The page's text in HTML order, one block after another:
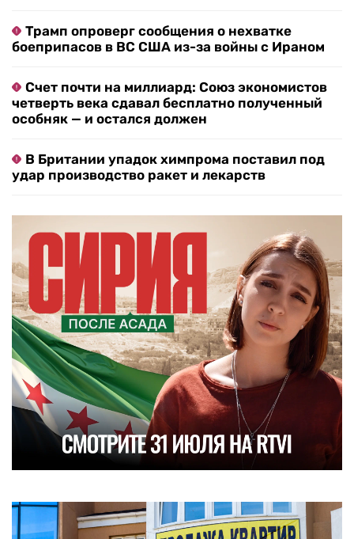
Трамп опроверг сообщения о нехватке
боеприпасов в ВС США из-за войны с Ираном
Счет почти на миллиард: Союз экономистов
четверть века сдавал бесплатно полученный
особняк — и остался должен
В Британии упадок химпрома поставил под
удар производство ракет и лекарств